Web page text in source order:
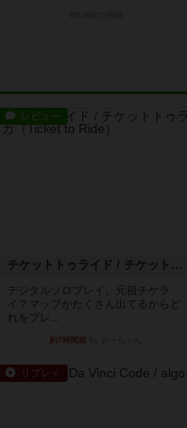
レビュー
チケットトゥライド / チケットトゥライドアメリカ
デジタルソロプレイ。元祖チケラ
イ？マップがたくさん出てるからど
れをプレ...
約7時間前
リプレイ